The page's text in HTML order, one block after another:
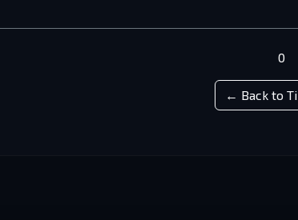
0
← Back to